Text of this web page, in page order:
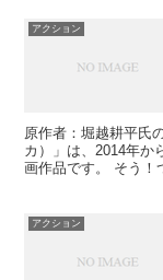
アクション
原作者：堀越耕平氏
カ）」は、2014年か
画作品です。 そう！
アクション